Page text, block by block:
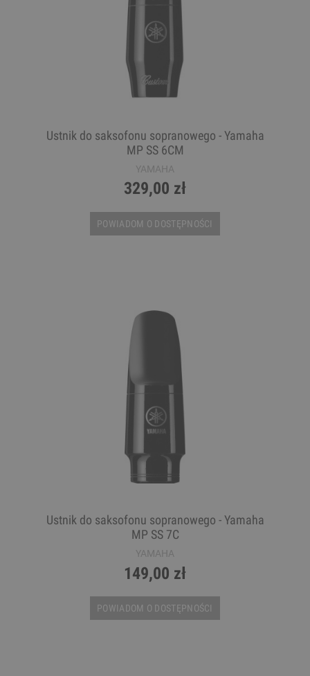
Ustnik do saksofonu sopranowego - Yamaha
MP SS 6CM
YAMAHA
329,00 zł
POWIADOM O DOSTĘPNOŚCI
Ustnik do saksofonu sopranowego - Yamaha
MP SS 7C
YAMAHA
149,00 zł
POWIADOM O DOSTĘPNOŚCI